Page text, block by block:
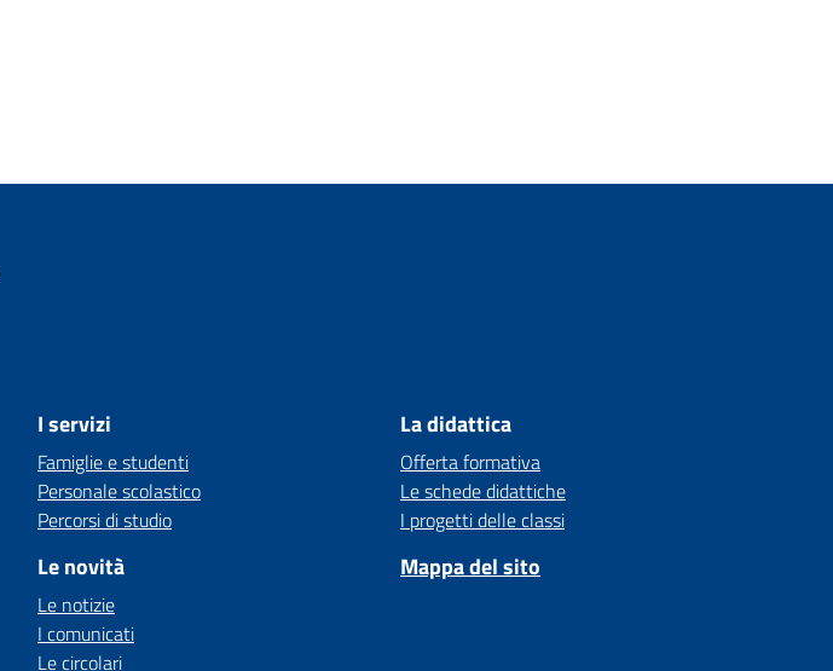
I servizi
Famiglie e studenti
Personale scolastico
Percorsi di studio
Le novità
Le notizie
I comunicati
Le circolari
La didattica
Offerta formativa
Le schede didattiche
I progetti delle classi
Mappa del sito